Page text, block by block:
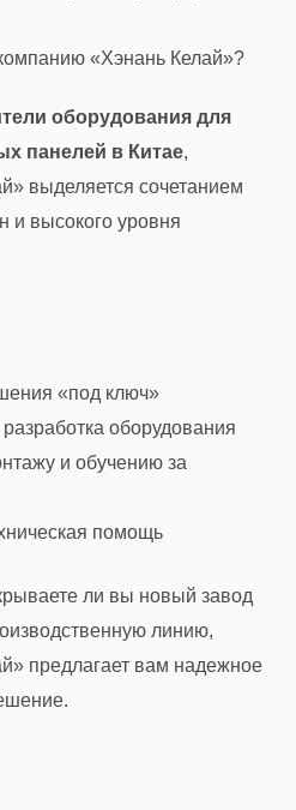
«Хэнань Келай»?
оборудования для
панелей в Китае,
выделяется сочетанием
и высокого уровня
«под ключ»
оборудования
и обучению за
помощь
ли вы новый завод
линию,
предлагает вам надежное